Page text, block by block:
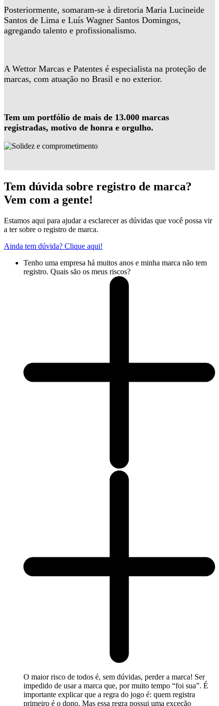
Posteriormente, somaram-se à diretoria Maria Lucineide
Santos de Lima e Luís Wagner Santos Domingos,
agregando talento e profissionalismo.
A Wettor Marcas e Patentes é especialista na proteção de
marcas, com atuação no Brasil e no exterior.
Tem um portfólio de mais de 13.000 marcas
registradas, motivo de honra e orgulho.
Tem dúvida sobre registro de marca?
Vem com a gente!
Estamos aqui para ajudar a esclarecer as dúvidas que você possa vir
a ter sobre o registro de marca.
Ainda tem dúvida? Clique aqui!
Tenho uma empresa há muitos anos e minha marca não tem
registro. Quais são os meus riscos?
O maior risco de todos é, sem dúvidas, perder a marca! Ser
impedido de usar a marca que, por muito tempo “foi sua”. É
importante explicar que a regra do jogo é: quem registra
primeiro é o dono. Mas essa regra possui uma exceção